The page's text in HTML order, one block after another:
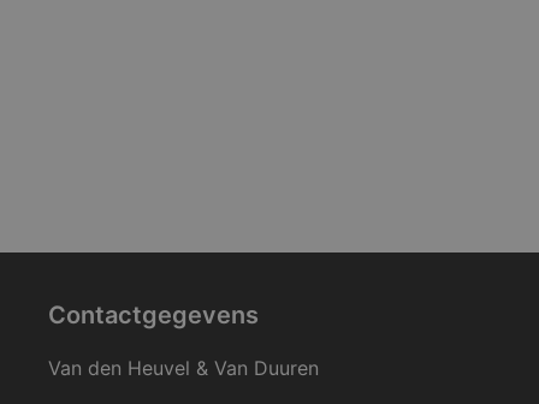
Contactgegevens
Van den Heuvel & Van Duuren